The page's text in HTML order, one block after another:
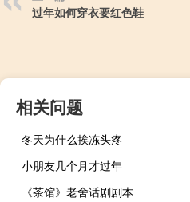
过年如何穿衣要红色鞋
相关问题
冬天为什么挨冻头疼
小朋友几个月才过年
《茶馆》老舍话剧剧本